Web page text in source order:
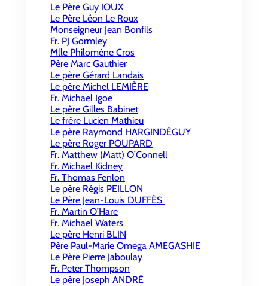
Le Père Guy IOUX
Le Père Léon Le Roux
Monseigneur Jean Bonfils
Fr. PJ Gormley
Mlle Philomène Cros
Père Marc Gauthier
Le père Gérard Landais
Le père Michel LEMIÈRE
Fr. Michael Igoe
Le père Gilles Babinet
Le frère Lucien Mathieu
Le père Raymond HARGINDÉGUY
Le père Roger POUPARD
Fr. Matthew (Matt) O’Connell
Fr. Michael Kidney
Fr. Thomas Fenlon
Le père Régis PEILLON
Le Père Jean-Louis DUFFÈS
Fr. Martin O’Hare
Fr. Michael Waters
Le père Henri BLIN
Père Paul-Marie Omega AMEGASHIE
Le Père Pierre Jaboulay
Fr. Peter Thompson
Le père Joseph ANDRÉ